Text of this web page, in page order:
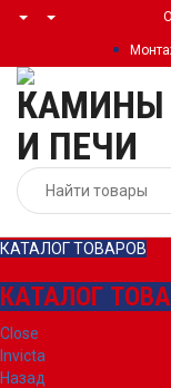
КАТАЛОГ ТОВАРОВ
КАТАЛОГ
Close
Invicta
Назад